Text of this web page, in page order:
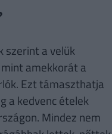
szerint a velük
amekkorát a
Ezt támaszthatja
a kedvenc ételek
Mindez nem